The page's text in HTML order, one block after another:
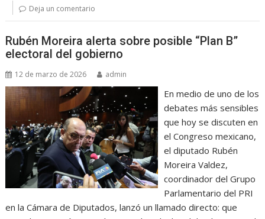
Deja un comentario
Rubén Moreira alerta sobre posible “Plan B”
electoral del gobierno
12 de marzo de 2026 admin
En medio de uno de los
debates más sensibles
que hoy se discuten en
el Congreso mexicano,
el diputado Rubén
Moreira Valdez,
coordinador del Grupo
Parlamentario del PRI
en la Cámara de Diputados, lanzó un llamado directo: que